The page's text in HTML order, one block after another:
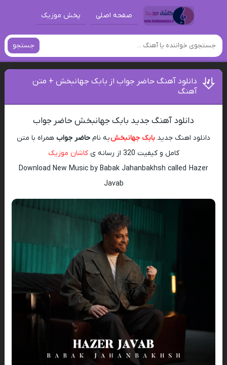
صفحه اصلی پخش موزیک
جستجو
دانلود آهنگ حاضر جواب از بابک جهانبخش + متن
آهنگ
دانلود آهنگ جدید بابک جهانبخش حاضر جواب
دانلود اهنگ جدید بابک جهانبخشبه نام حاضر جواب همراه با متن
کامل و کیفیت 320 از رسانه ی
کاشان موزیک
Download New Music by Babak Jahanbakhsh called Hazer
Javab